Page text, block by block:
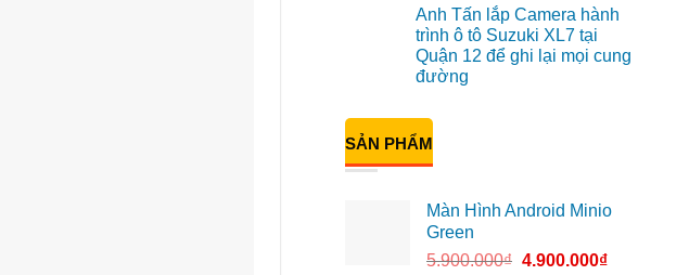
Suzuki
XL7
tại
Quận
9
vì
tiện
Android
box
Geely
EX2
tại
Quận
cấp
giải
trí
bình
luận
ở
Chú
Bảy
độ
tô
Ford
Thủ
Đức
cần
ánh
sáng
Anh Tấn lắp Camera hành
trình ô tô Suzuki XL7 tại
Quận 12 để ghi lại mọi cung
đường
bình
luận
ở
Anh
Camera
hành
trình
SẢN PHẨM
Màn Hình Android Minio
Green
5.900.000₫ 4.900.000₫